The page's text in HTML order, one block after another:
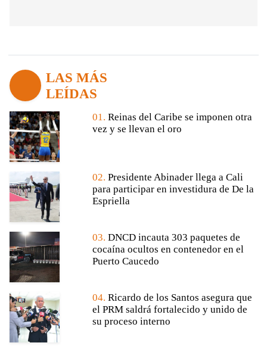
LAS MÁS
LEÍDAS
01. Reinas del Caribe se imponen otra
vez y se llevan el oro
02. Presidente Abinader llega a Cali
para participar en investidura de De la
Espriella
03. DNCD incauta 303 paquetes de
cocaína ocultos en contenedor en el
Puerto Caucedo
04. Ricardo de los Santos asegura que
el PRM saldrá fortalecido y unido de
su proceso interno